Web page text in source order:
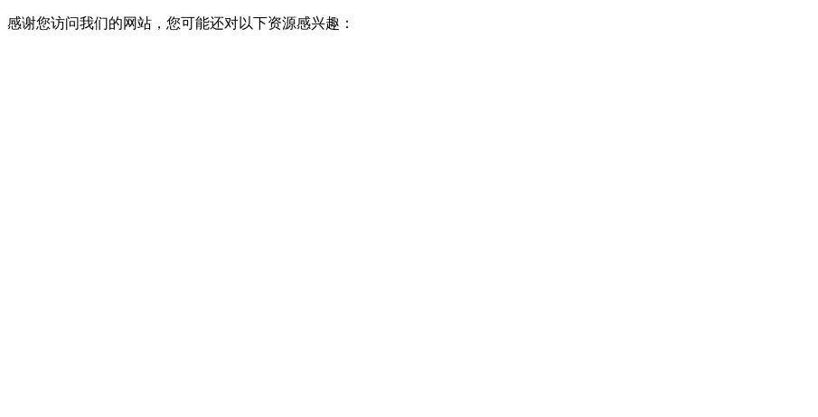
感谢您访问我们的网站，您可能还对以下资源感兴趣：